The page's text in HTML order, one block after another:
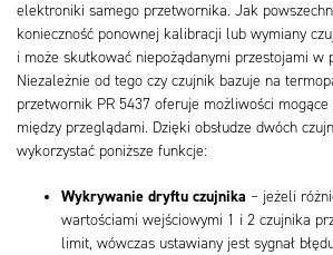
elektroniki samego przetwornika. Jak
konieczność ponownej kalibracji lub wymiany
i może skutkować niepożądanymi przestojami w
Niezależnie od tego czy czujnik bazuje na
przetwornik PR 5437 oferuje możliwości mogące
między przeglądami. Dzięki obsłudze dwóch
wykorzystać poniższe funkcje:
Wykrywanie dryftu czujnika – jeżeli
wartościami wejściowymi 1 i 2 czujnika
limit, wówczas ustawiany jest sygnał